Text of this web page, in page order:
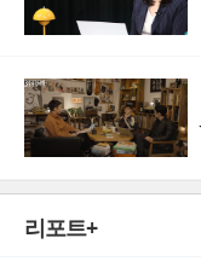
리포트+